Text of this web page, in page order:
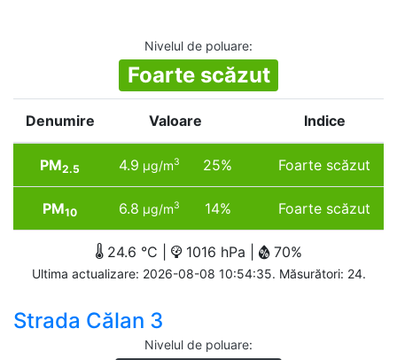
Nivelul de poluare:
Foarte scăzut
Denumire Valoare Indice
PM2.5 4.9 µg/m3 25% Foarte scăzut
PM10 6.8 µg/m3 14% Foarte scăzut
24.6 °C | 1016 hPa | 70%
Ultima actualizare: 2026-08-08 10:54:35. Măsurători: 24.
Strada Călan 3
Nivelul de poluare: